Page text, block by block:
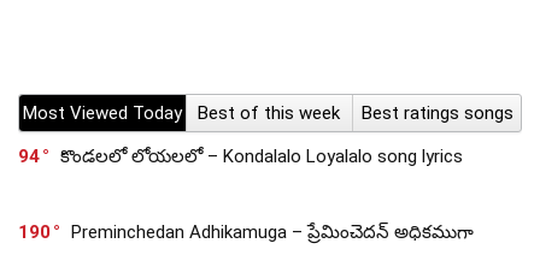
Most Viewed Today Best of this week
Best ratings songs
94
కొండలలో లోయలలో – Kondalalo Loyalalo song lyrics
190 Preminchedan Adhikamuga – ప్రేమించెదన్ అధికముగా